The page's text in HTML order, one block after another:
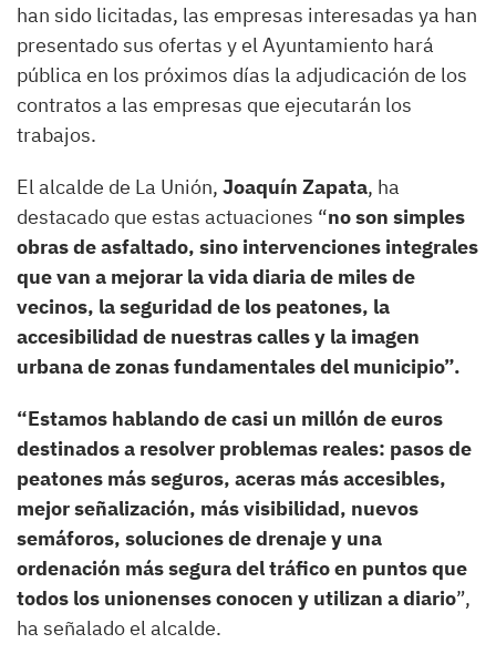
han sido licitadas, las empresas interesadas ya han
presentado sus ofertas y el Ayuntamiento hará
pública en los próximos días la adjudicación de los
contratos a las empresas que ejecutarán los
trabajos.
El alcalde de La Unión, Joaquín Zapata, ha
destacado que estas actuaciones “no son simples
obras de asfaltado, sino intervenciones integrales
que van a mejorar la vida diaria de miles de
vecinos, la seguridad de los peatones, la
accesibilidad de nuestras calles y la imagen
urbana de zonas fundamentales del municipio”.
“Estamos hablando de casi un millón de euros
destinados a resolver problemas reales: pasos de
peatones más seguros, aceras más accesibles,
mejor señalización, más visibilidad, nuevos
semáforos, soluciones de drenaje y una
ordenación más segura del tráfico en puntos que
todos los unionenses conocen y utilizan a diario”,
ha señalado el alcalde.